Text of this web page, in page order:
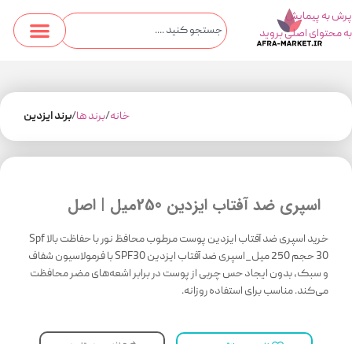
پرش به پیمایش
به محتوای اصلی بروید
خانه برند ها برند ایزدین
اسپری ضد آفتاب ایزدین 250میل | اصل
خرید اسپری ضد آفتاب ایزدین پوست مرطوب محافظ نور با حفاظت بالا Spf
30 حجم 250 میل_​اسپری ضد آفتاب ایزدین SPF30 با فرمولاسیون شفاف
و سبک، بدون ایجاد حس چربی از پوست در برابر اشعه‌های مضر محافظت
می‌کند. مناسب برای استفاده روزانه.